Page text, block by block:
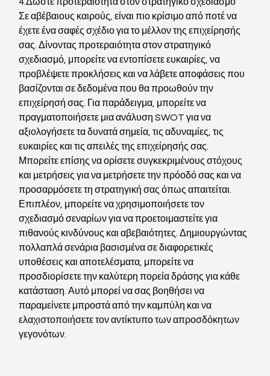
4.Δώστε προτεραιότητα στον στρατηγικό σχεδιασμό
Σε αβέβαιους καιρούς, είναι πιο κρίσιμο από ποτέ να
έχετε ένα σαφές σχέδιο για το μέλλον της επιχείρησής
σας. Δίνοντας προτεραιότητα στον στρατηγικό
σχεδιασμό, μπορείτε να εντοπίσετε ευκαιρίες, να
προβλέψετε προκλήσεις και να λάβετε αποφάσεις που
βασίζονται σε δεδομένα που θα προωθούν την
επιχείρησή σας. Για παράδειγμα, μπορείτε να
πραγματοποιήσετε μια ανάλυση SWOT για να
αξιολογήσετε τα δυνατά σημεία, τις αδυναμίες, τις
ευκαιρίες και τις απειλές της επιχείρησής σας.
Μπορείτε επίσης να ορίσετε συγκεκριμένους στόχους
και μετρήσεις για να μετρήσετε την πρόοδό σας και να
προσαρμόσετε τη στρατηγική σας όπως απαιτείται.
Επιπλέον, μπορείτε να χρησιμοποιήσετε τον
σχεδιασμό σεναρίων για να προετοιμαστείτε για
πιθανούς κινδύνους και αβεβαιότητες. Δημιουργώντας
πολλαπλά σενάρια βασισμένα σε διαφορετικές
υποθέσεις και αποτελέσματα, μπορείτε να
προσδιορίσετε την καλύτερη πορεία δράσης για κάθε
κατάσταση. Αυτό μπορεί να σας βοηθήσει να
παραμείνετε μπροστά από την καμπύλη και να
ελαχιστοποιήσετε τον αντίκτυπο των απροσδόκητων
γεγονότων.